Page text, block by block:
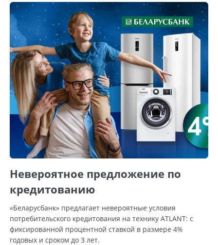
Невероятное предложение по
кредитованию
«Беларусбанк» предлагает невероятные условия
потребительского кредитования на технику ATLANT: с
фиксированной процентной ставкой в размере 4%
годовых и сроком до 3 лет.